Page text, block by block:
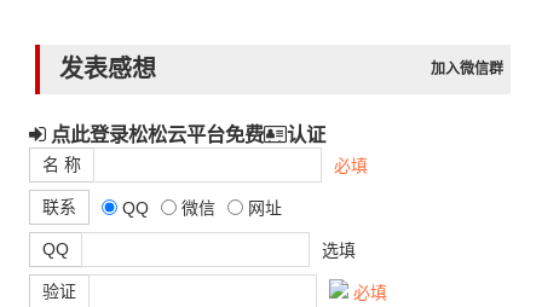
发表感想 加入微信群
点此登录松松云平台免费 认证
名 称 必填
联系 QQ 微信 网址
QQ 选填
验证 必填